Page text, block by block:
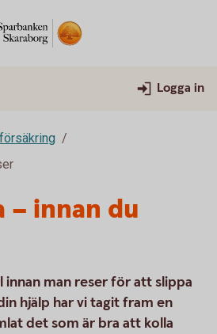
Logga in
– innan du
innan man reser för att slippa
hjälp har vi tagit fram en
det som är bra att kolla